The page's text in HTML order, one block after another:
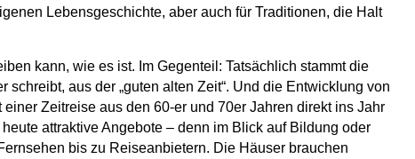
Lebensgeschichte, aber auch für Traditionen, die Halt
kann, wie es ist. Im Gegenteil: Tatsächlich stammt die
schreibt, aus der „guten alten Zeit“. Und die Entwicklung von
Zeitreise aus den 60-er und 70er Jahren direkt ins Jahr
attraktive Angebote – denn im Blick auf Bildung oder
bis zu Reiseanbietern. Die Häuser brauchen